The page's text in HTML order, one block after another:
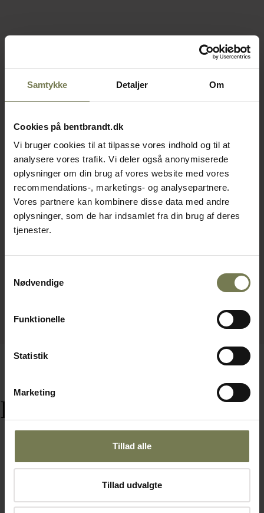
Samtykke Detaljer Om
Cookies på bentbrandt.dk
Vi bruger cookies til at tilpasse vores indhold og til at
analysere vores trafik. Vi deler også anonymiserede
oplysninger om din brug af vores website med vores
recommendations-, marketings- og analysepartnere.
Vores partnere kan kombinere disse data med andre
oplysninger, som de har indsamlet fra din brug af deres
tjenester.
Nødvendige
Funktionelle
Statistik
Marketing
Tillad alle
Tillad udvalgte
Relaterede varer